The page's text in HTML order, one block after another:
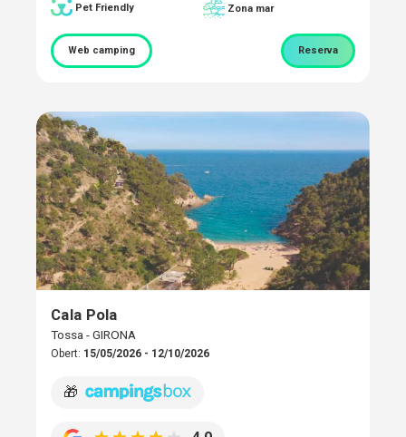
Pet Friendly Zona mar
Web camping Reserva
Cala Pola
Tossa - GIRONA
Obert: 15/05/2026 - 12/10/2026
🎁